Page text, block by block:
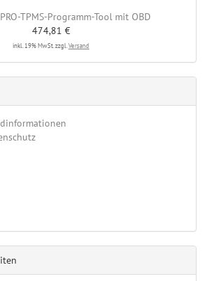
TPMS-Programm-Tool mit OBD
474,81 €
inkl. 19% MwSt. zzgl. Versand